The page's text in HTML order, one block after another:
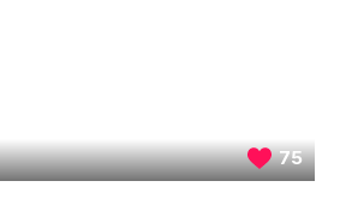
75